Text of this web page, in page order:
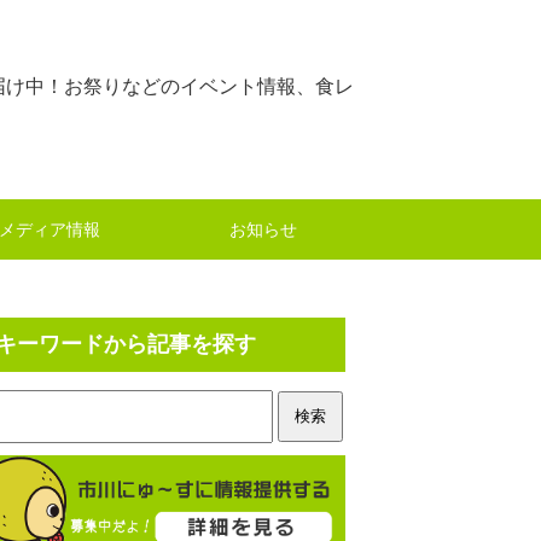
中！お祭りなどのイベント情報、食レ
ディア情報 お知らせ
ーワードから記事を探す